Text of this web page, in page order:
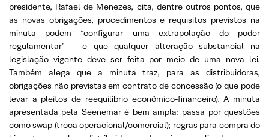
presidente, Rafael de Menezes, cita, dentre outros pontos, que
as novas obrigações, procedimentos e requisitos previstos na
minuta podem “configurar uma extrapolação do poder
regulamentar” – e que qualquer alteração substancial na
legislação vigente deve ser feita por meio de uma nova lei.
Também alega que a minuta traz, para as distribuidoras,
obrigações não previstas em contrato de concessão (o que pode
levar a pleitos de reequilíbrio econômico-financeiro). A minuta
apresentada pela Seenemar é bem ampla: passa por questões
como swap (troca operacional/comercial); regras para compra do